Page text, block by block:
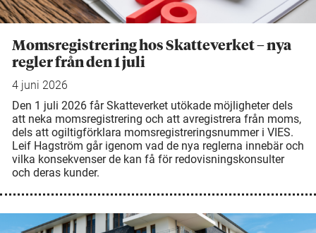
Momsregistrering hos Skatteverket – nya
regler från den 1 juli
4 juni 2026
Den 1 juli 2026 får Skatteverket utökade möjligheter dels
att neka momsregistrering och att avregistrera från moms,
dels att ogiltigförklara momsregistreringsnummer i VIES.
Leif Hagström går igenom vad de nya reglerna innebär och
vilka konsekvenser de kan få för redovisningskonsulter
och deras kunder.